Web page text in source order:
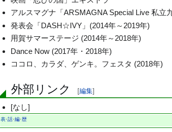
アルスマグナ「ARSMAGNA Special Live 私立
発表会「DASH☆IVY」(2014年～2019年)
用賀サマーステージ (2014年～2018年)
Dance Now (2017年・2018年)
ココロ、カラダ、ゲンキ。フェスタ (2018年)
外部リンク [編集]
[なし]
表･話･編･ 歴